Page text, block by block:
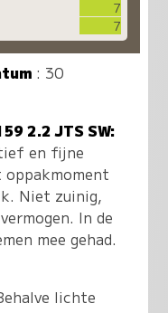
7
7
: 30
2.2 JTS SW:
en fijne
oppakmoment
Niet zuinig,
In de
mee gehad.
lichte